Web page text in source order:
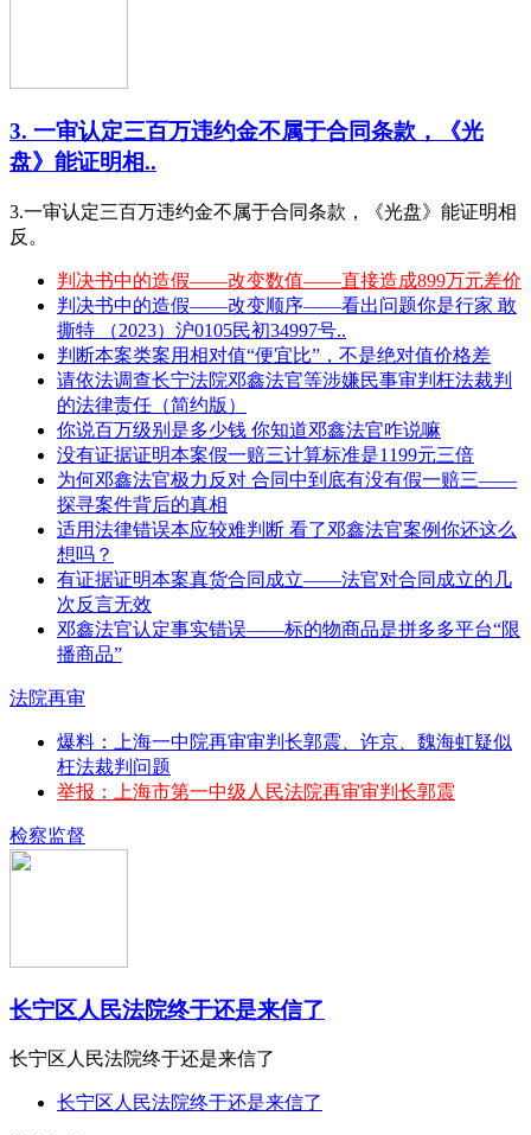
3. 一审认定三百万违约金不属于合同条款，《光
盘》能证明相..
3.一审认定三百万违约金不属于合同条款，《光盘》能证明相
反。
判决书中的造假——改变数值——直接造成899万元差价
判决书中的造假——改变顺序——看出问题你是行家 敢
撕特 （2023）沪0105民初34997号..
判断本案类案用相对值“便宜比”，不是绝对值价格差
请依法调查长宁法院邓鑫法官等涉嫌民事审判枉法裁判
的法律责任（简约版）
你说百万级别是多少钱 你知道邓鑫法官咋说嘛
没有证据证明本案假一赔三计算标准是1199元三倍
为何邓鑫法官极力反对 合同中到底有没有假一赔三——
探寻案件背后的真相
适用法律错误本应较难判断 看了邓鑫法官案例你还这么
想吗？
有证据证明本案真货合同成立——法官对合同成立的几
次反言无效
邓鑫法官认定事实错误——标的物商品是拼多多平台“限
播商品”
法院再审
爆料：上海一中院再审审判长郭震、许京、魏海虹疑似
枉法裁判问题
举报：上海市第一中级人民法院再审审判长郭震
检察监督
长宁区人民法院终于还是来信了
长宁区人民法院终于还是来信了
长宁区人民法院终于还是来信了